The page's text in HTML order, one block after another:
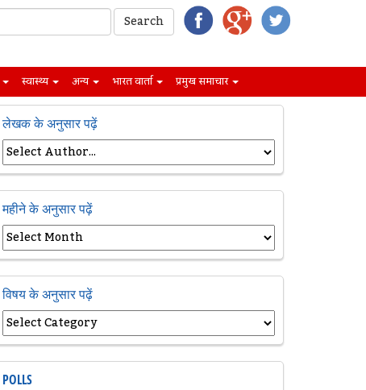
स्वास्थ्य अन्य भारत वार्ता प्रमुख समाचार
लेखक के अनुसार पढ़ें
महीने के अनुसार पढ़ें
विषय के अनुसार पढ़ें
POLLS